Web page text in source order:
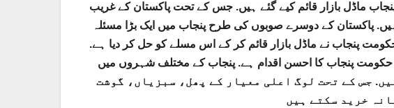
پنجاب کی طرف سے صوبے بھر میں تقریبا 36 پنجاب ماڈل بازار قائم کیے گئے ہیں. جس کے تحت پاکستان کے غریب
پاکستان کے دوسرے صوبوں کی طرح پنجاب میں ایک بڑا مسئلہ
پنجاب نے ماڈل بازار قائم کر کے اس مسلے کو حل کر دیا ہے.
گیا حکومت پنجاب کا احسن اقدام ہے. پنجاب کے مختلف شہروں میں
گئے ہیں. جس کے تحت لوگ اعلی معیار کے پھل، سبزیاں، گوشت